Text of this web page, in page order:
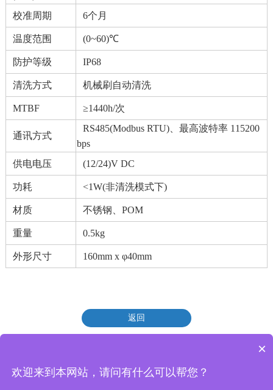
校准周期 6个月
温度范围 (0~60)℃
防护等级 IP68
清洗方式 机械刷自动清洗
MTBF ≥1440h/次
通讯方式
RS485(Modbus RTU)、最高波特率 115200
bps
供电电压
(12/24)V DC
功耗 <1W(非清洗模式下)
材质 不锈钢、POM
重量 0.5kg
外形尺寸 160mm x φ40mm
返回
© Copyright 2026 迈德施科技 版权所有
×
欢迎来到本网站，请问有什么可以帮您？